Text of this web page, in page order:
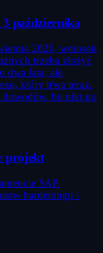
października
2026, wniosek
trzeba złożyć
dwa lata, ale
który trwa teraz.
bo nikt go
projekt
SAP.
hardeningu i